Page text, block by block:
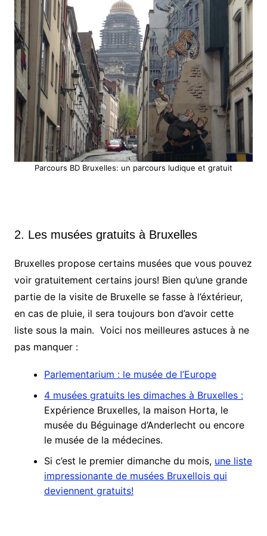
Parcours BD Bruxelles: un parcours ludique et gratuit
2. Les musées gratuits à Bruxelles
Bruxelles propose certains musées que vous pouvez
voir gratuitement certains jours! Bien qu’une grande
partie de la visite de Bruxelle se fasse à l’éxtérieur,
en cas de pluie, il sera toujours bon d’avoir cette
liste sous la main. Voici nos meilleures astuces à ne
pas manquer :
Parlementarium : le musée de l’Europe
4 musées gratuits les dimaches à Bruxelles :
Expérience Bruxelles, la maison Horta, le
musée du Béguinage d’Anderlecht ou encore
le musée de la médecines.
Si c’est le premier dimanche du mois, une liste
impressionante de musées Bruxellois qui
deviennent gratuits!